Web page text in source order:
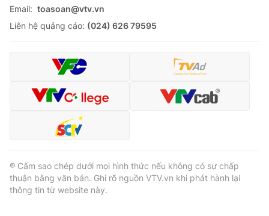
VTV9 VTV8
Liên hệ tòa soạn
THỜI BÁO VTV
Theo dõi báo trên
Email: toasoan@vtv.vn
Liên hệ quảng cáo: (024) 626 79595
® Cấm sao chép dưới mọi hình thức nếu không có sự chấp
thuận bằng văn bản. Ghi rõ nguồn VTV.vn khi phát hành lại
thông tin từ website này.